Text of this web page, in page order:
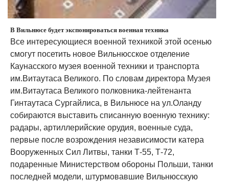
В Вильнюсе будет экспонироваться военная техника
Все интересующиеся военной техникой этой осенью
смогут посетить новое Вильнюсское отделение
Каунасского музея военной техники и транспорта
им.Витаутаса Великого. По словам директора Музея
им.Витаутаса Великого полковника-лейтенанта
Гинтаутаса Сургайлиса, в Вильнюсе на ул.Оланду
собираются выставить списанную военную технику:
радары, артиллерийские орудия, военные суда,
первые после возрождения независимости катера
Вооруженных Сил Литвы, танки Т-55, Т-72,
подаренные Министерством обороны Польши, танки
последней модели, штурмовавшие Вильнюсскую